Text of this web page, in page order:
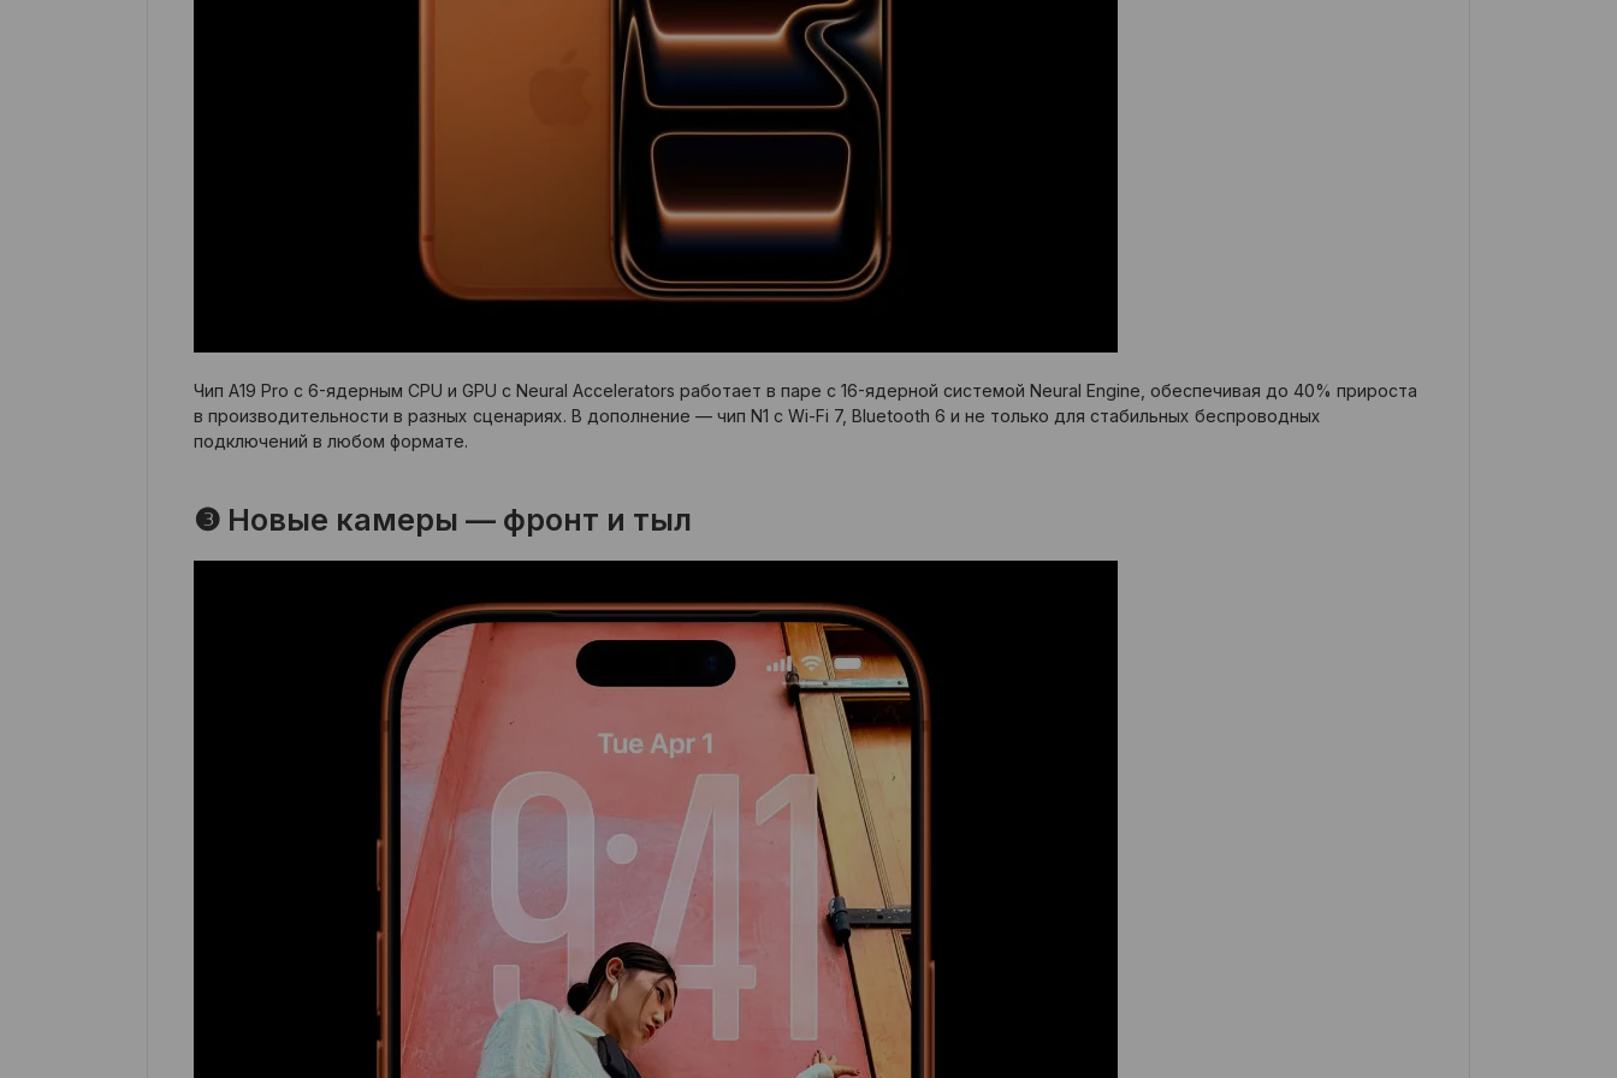
Чип A19 Pro с 6-ядерным CPU и GPU с Neural Accelerators работает в паре с 16-ядерной системой Neural Engine, обеспечивая до 40% прироста
в производительности в разных сценариях. В дополнение — чип N1 с Wi-Fi 7, Bluetooth 6 и не только для стабильных беспроводных
подключений в любом формате.
❸ Новые камеры — фронт и тыл